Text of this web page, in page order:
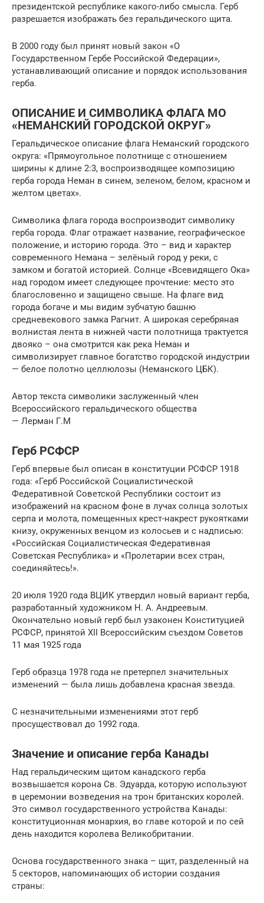
президентской республике какого-либо смысла. Герб
разрешается изображать без геральдического щита.
В 2000 году был принят новый закон «О
Государственном Гербе Российской Федерации»,
устанавливающий описание и порядок использования
герба.
ОПИСАНИЕ И СИМВОЛИКА ФЛАГА МО
«НЕМАНСКИЙ ГОРОДСКОЙ ОКРУГ»
Геральдическое описание флага Неманский городского
округа: «Прямоугольное полотнище с отношением
ширины к длине 2:3, воспроизводящее композицию
герба города Неман в синем, зеленом, белом, красном и
желтом цветах».
Символика флага города воспроизводит символику
герба города. Флаг отражает название, географическое
положение, и историю города. Это – вид и характер
современного Немана – зелёный город у реки, с
замком и богатой историей. Солнце «Всевидящего Ока»
над городом имеет следующее прочтение: место это
благословенно и защищено свыше. На флаге вид
города богаче и мы видим зубчатую башню
средневекового замка Рагнит. А широкая серебряная
волнистая лента в нижней части полотнища трактуется
двояко – она смотрится как река Неман и
символизирует главное богатство городской индустрии
— белое полотно целлюлозы (Неманского ЦБК).
Автор текста символики заслуженный член
Всероссийского геральдического общества
— Лерман Г.М
Герб РСФСР
Герб впервые был описан в конституции РСФСР 1918
года: «Герб Российской Социалистической
Федеративной Советской Республики состоит из
изображений на красном фоне в лучах солнца золотых
серпа и молота, помещенных крест-накрест рукоятками
книзу, окруженных венцом из колосьев и с надписью:
«Российская Социалистическая Федеративная
Советская Республика» и «Пролетарии всех стран,
соединяйтесь!».
20 июля 1920 года ВЦИК утвердил новый вариант герба,
разработанный художником Н. А. Андреевым.
Окончательно новый герб был узаконен Конституцией
РСФСР, принятой XII Всероссийским съездом Советов
11 мая 1925 года
Герб образца 1978 года не претерпел значительных
изменений — была лишь добавлена красная звезда.
С незначительными изменениями этот герб
просуществовал до 1992 года.
Значение и описание герба Канады
Над геральдическим щитом канадского герба
возвышается корона Св. Эдуарда, которую используют
в церемонии возведения на трон британских королей.
Это символ государственного устройства Канады:
конституционная монархия, во главе которой и по сей
день находится королева Великобритании.
Основа государственного знака – щит, разделенный на
5 секторов, напоминающих об истории создания
страны: